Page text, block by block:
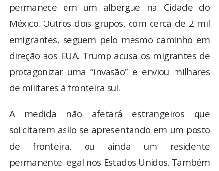
permanece em um albergue na Cidade do
México. Outros dois grupos, com cerca de 2 mil
emigrantes, seguem pelo mesmo caminho em
direção aos EUA. Trump acusa os migrantes de
protagonizar uma “invasão” e enviou milhares
de militares à fronteira sul.
A medida não afetará estrangeiros que
solicitarem asilo se apresentando em um posto
de fronteira, ou ainda um residente
permanente legal nos Estados Unidos. Também